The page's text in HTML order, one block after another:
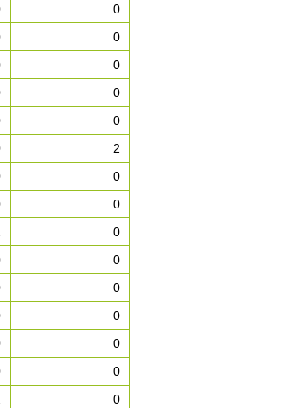
0
0
0
0
0
2
0
0
0
0
0
0
0
0
0